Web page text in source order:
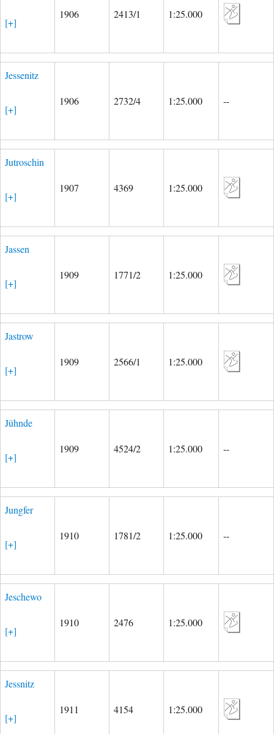
[+]
1906 2413/1 1:25.000
Jessenitz
[+]
1906 2732/4 1:25.000 --
Jutroschin
[+]
1907 4369 1:25.000
Jassen
[+]
1909 1771/2 1:25.000
Jastrow
[+]
1909 2566/1 1:25.000
Jühnde
[+]
1909 4524/2 1:25.000 --
Jungfer
[+]
1910 1781/2 1:25.000 --
Jeschewo
[+]
1910 2476 1:25.000
Jessnitz
[+]
1911 4154 1:25.000